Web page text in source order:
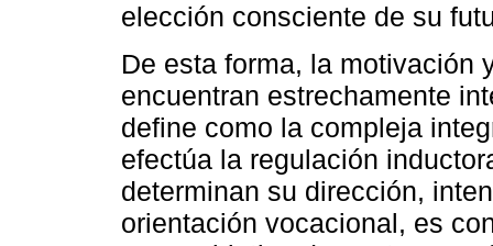
elección consciente de su
De esta forma, la motivación
encuentran estrechamente
define como la compleja
efectúa la regulación
determinan su dirección,
orientación vocacional, es